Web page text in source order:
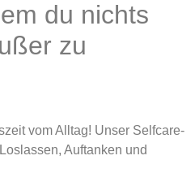
du nichts
zu
vom Alltag! Unser Selfcare-
Auftanken und